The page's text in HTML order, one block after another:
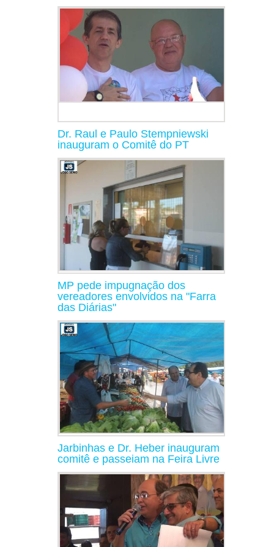
Dr. Raul e Paulo Stempniewski
inauguram o Comitê do PT
MP pede impugnação dos
vereadores envolvidos na "Farra
das Diárias"
Jarbinhas e Dr. Heber inauguram
comitê e passeiam na Feira Livre